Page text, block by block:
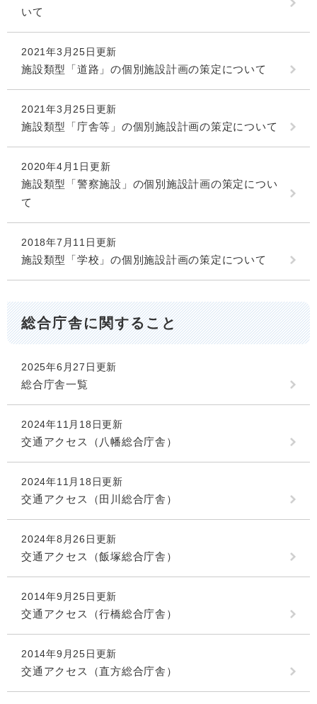
いて
2021年3月25日更新
施設類型「道路」の個別施設計画の策定について
2021年3月25日更新
施設類型「庁舎等」の個別施設計画の策定について
2020年4月1日更新
施設類型「警察施設」の個別施設計画の策定につい
て
2018年7月11日更新
施設類型「学校」の個別施設計画の策定について
総合庁舎に関すること
2025年6月27日更新
総合庁舎一覧
2024年11月18日更新
交通アクセス（八幡総合庁舎）
2024年11月18日更新
交通アクセス（田川総合庁舎）
2024年8月26日更新
交通アクセス（飯塚総合庁舎）
2014年9月25日更新
交通アクセス（行橋総合庁舎）
2014年9月25日更新
交通アクセス（直方総合庁舎）